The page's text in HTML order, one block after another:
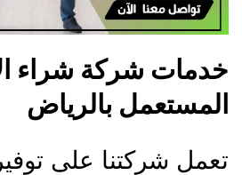
خدمات شركة شراء
المستعمل بالرياض
تعمل شركتنا على